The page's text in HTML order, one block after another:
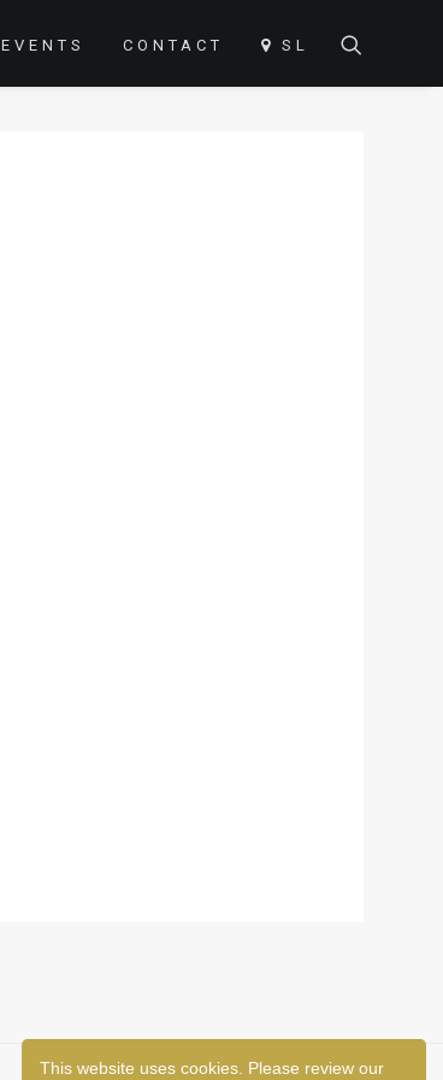
This website uses cookies. Please review our
EVENTS CONTACT SL